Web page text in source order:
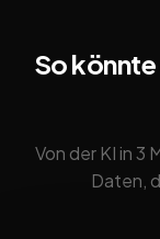
So
Von der KI in 3
Daten,